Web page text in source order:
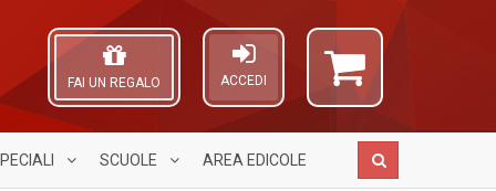
ACCEDI
FAI UN REGALO
SCUOLE AREA EDICOLE